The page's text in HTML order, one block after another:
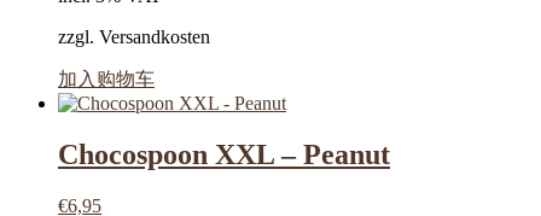
zzgl. Versandkosten
加入购物车
Chocospoon XXL – Peanut
€6,95